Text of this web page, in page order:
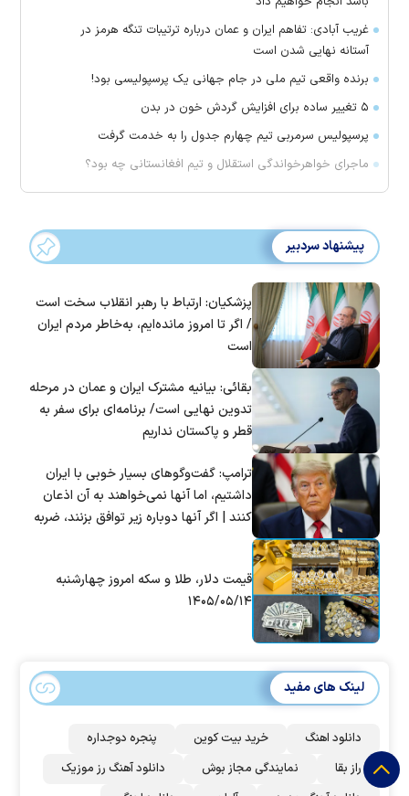
غریب آبادی: تفاهم ایران و عمان درباره ترتیبات تنگه هرمز در
آستانه نهایی شدن است
برنده واقعی تیم ملی در جام جهانی یک پرسپولیسی بود!
۵ تغییر ساده برای افزایش گردش خون در بدن
پرسپولیس سرمربی تیم چهارم جدول را به خدمت گرفت
ماجرای خواهرخواندگی استقلال و تیم افغانستانی چه بود؟
پیشنهاد سردبیر
پزشکیان: ارتباط با رهبر انقلاب سخت است
/ اگر تا امروز مانده‌ایم، به‌خاطر مردم ایران
است
بقائی: بیانیه مشترک ایران و عمان در مرحله
تدوین نهایی است/ برنامه‌ای برای سفر به
قطر و پاکستان نداریم
ترامپ: گفت‌و‌گو‌های بسیار خوبی با ایران
داشتیم، اما آنها نمی‌خواهند به آن اذعان
کنند | اگر آنها دوباره زیر توافق بزنند، ضربه
قیمت دلار، طلا و سکه امروز چهارشنبه
۱۴۰۵/۰۵/۱۴
لینک های مفید
دانلود اهنگ خرید بیت کوین
پنجره دوجداره
راز بقا
نمایندگی مجاز بوش
دانلود آهنگ رز‌ موزیک